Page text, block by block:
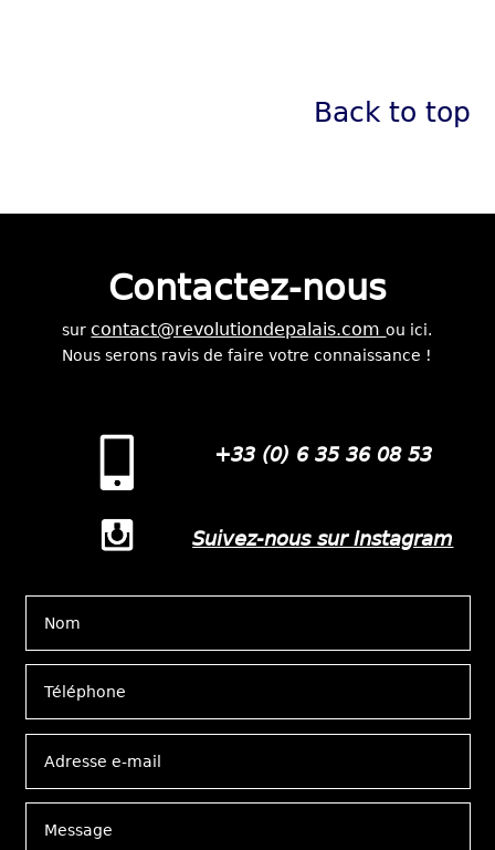
Back to top
Contactez-nous
sur contact@revolutiondepalais.comou ici.
Nous serons ravis de faire votre connaissance !
+33 (0) 6 35 36 08 53
Suivez-nous sur Instagram